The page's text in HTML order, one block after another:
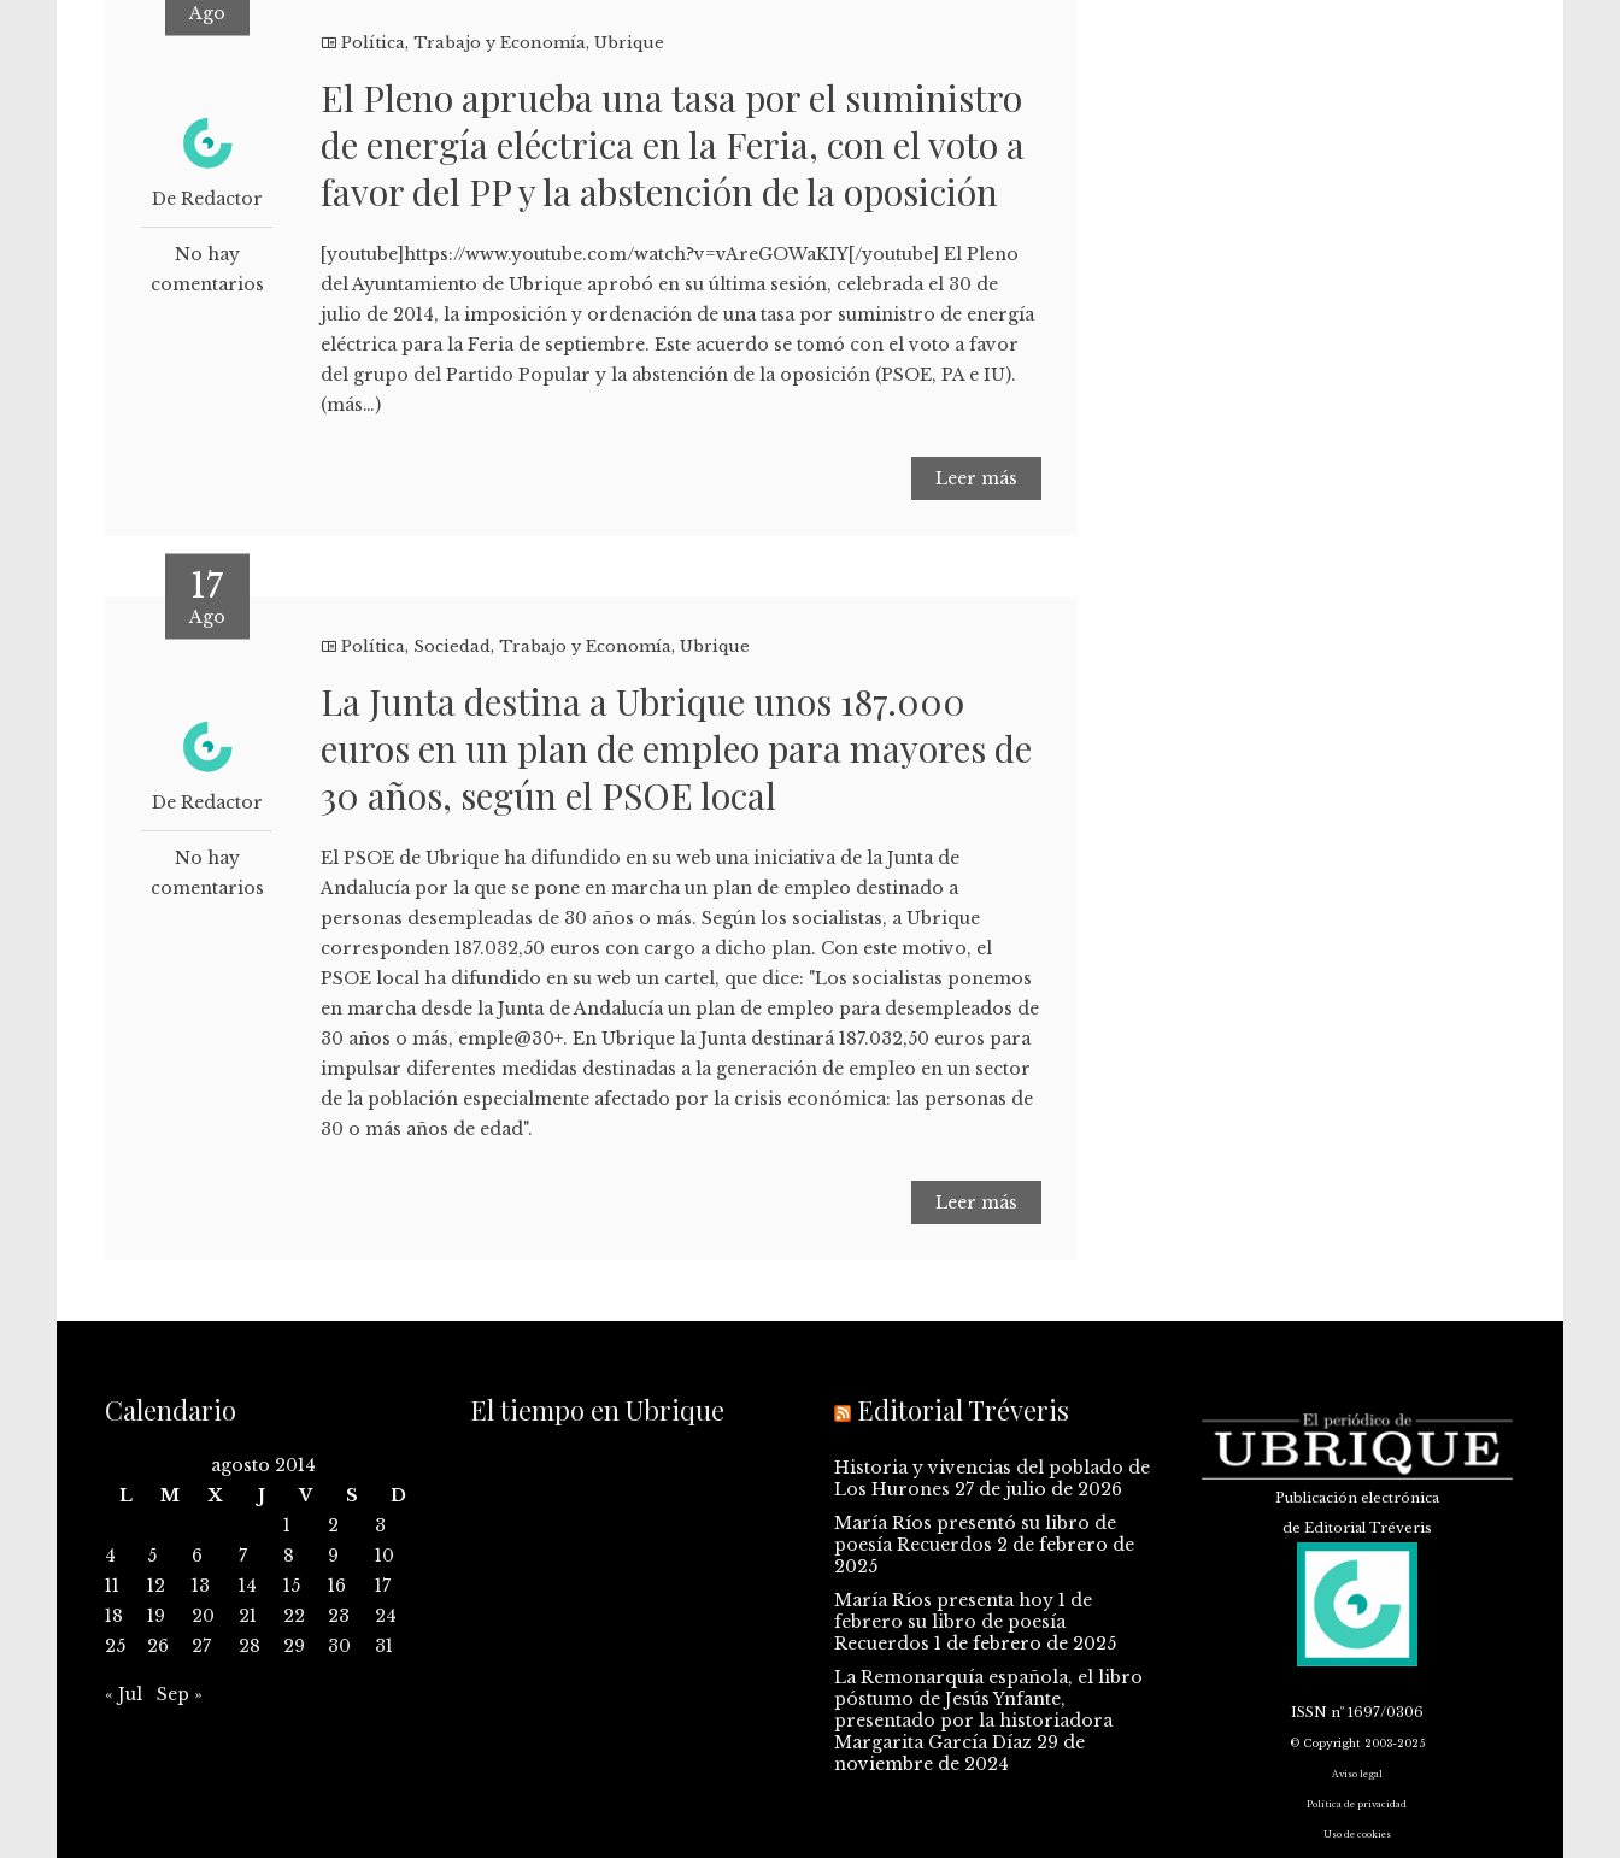
Ago
De Redactor
No hay
comentarios
Política,Trabajo y Economía,Ubrique
El Pleno aprueba una tasa por el suministro
de energía eléctrica en la Feria, con el voto a
favor del PP y la abstención de la oposición
[youtube]https://www.youtube.com/watch?v=vAreGOWaKIY[/youtube] El Pleno
del Ayuntamiento de Ubrique aprobó en su última sesión, celebrada el 30 de
julio de 2014, la imposición y ordenación de una tasa por suministro de energía
eléctrica para la Feria de septiembre. Este acuerdo se tomó con el voto a favor
del grupo del Partido Popular y la abstención de la oposición (PSOE, PA e IU).
(más…)
Leer más
17
Ago
De Redactor
No hay
comentarios
Política, Sociedad,Trabajo y Economía,Ubrique
La Junta destina a Ubrique unos 187.000
euros en un plan de empleo para mayores de
30 años, según el PSOE local
El PSOE de Ubrique ha difundido en su web una iniciativa de la Junta de
Andalucía por la que se pone en marcha un plan de empleo destinado a
personas desempleadas de 30 años o más. Según los socialistas, a Ubrique
corresponden 187.032,50 euros con cargo a dicho plan. Con este motivo, el
PSOE local ha difundido en su web un cartel, que dice: "Los socialistas ponemos
en marcha desde la Junta de Andalucía un plan de empleo para desempleados de
30 años o más, emple@30+. En Ubrique la Junta destinará 187.032,50 euros para
impulsar diferentes medidas destinadas a la generación de empleo en un sector
de la población especialmente afectado por la crisis económica: las personas de
30 o más años de edad".
Leer más
Calendario
agosto 2014
L
M X J V S
D
1
2
3
4
5 6 7 8 9
10
11
12 13 14 15 16
17
18
19 20 21 22 23
24
25
26 27 28 29 30 31
« Jul Sep »
El tiempo en Ubrique Editorial Tréveris
Historia y vivencias del poblado de
Los Hurones 27 de julio de 2026
María Ríos presentó su libro de
poesía Recuerdos 2 de febrero de
2025
María Ríos presenta hoy 1 de
febrero su libro de poesía
Recuerdos 1 de febrero de 2025
La Remonarquía española, el libro
póstumo de Jesús Ynfante,
presentado por la historiadora
Margarita García Díaz 29 de
noviembre de 2024
Publicación electrónica
de Editorial Tréveris
ISSNnº 1697/0306
© Copyright 2003-2025
Aviso legal
Política de privacidad
Uso de cookies